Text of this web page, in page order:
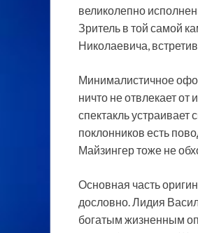
великолепно
Зритель в той самой
Николаевича,
Минималистичное
ничто не отвлекает
спектакль
поклонников есть
Майзингер тоже не
Основная часть
дословно. Лидия
богатым жизненным